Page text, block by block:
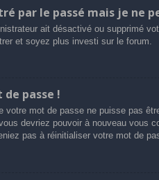
par le passé mais je ne
ait désactivé ou supprimé
et soyez plus investi sur le forum.
de passe !
votre mot de passe ne puisse pas
devriez pouvoir à nouveau vous
pas à réinitialiser votre mot de